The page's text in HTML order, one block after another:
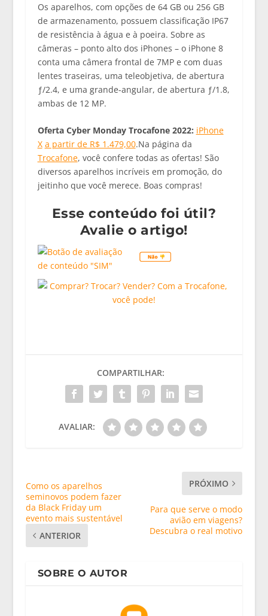
Os aparelhos, com opções de 64 GB ou 256 GB
de armazenamento, possuem classificação IP67
de resistência à água e à poeira. Sobre as
câmeras – ponto alto dos iPhones – o iPhone 8
conta uma câmera frontal de 7MP e com duas
lentes traseiras, uma teleobjetiva, de abertura
ƒ/2.4, e uma grande-angular, de abertura ƒ/1.8,
ambas de 12 MP.
Oferta Cyber Monday Trocafone 2022: iPhone
X a partir de R$ 1.479,00.Na página da
Trocafone, você confere todas as ofertas! São
diversos aparelhos incríveis em promoção, do
jeitinho que você merece. Boas compras!
Esse conteúdo foi útil?
Avalie o artigo!
COMPARTILHAR:
AVALIAR:
Como os aparelhos
seminovos podem fazer
da Black Friday um
evento mais sustentável
ANTERIOR
PRÓXIMO
Para que serve o modo
avião em viagens?
Descubra o real motivo
SOBRE O AUTOR